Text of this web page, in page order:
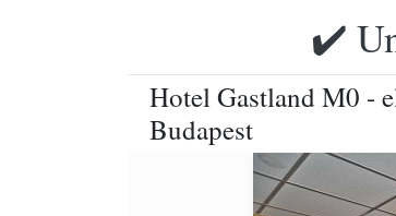
✔️
Hotel Gastland M0 -
Budapest